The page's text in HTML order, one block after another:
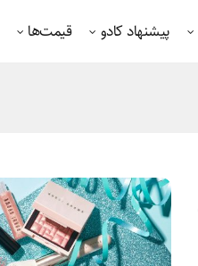
پیشنهاد کادو قیمت‌ها